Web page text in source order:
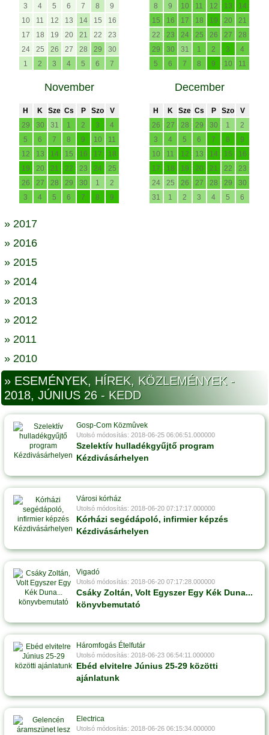
3
4 5 6 7 8
9
10
11 12 13 14 15
16
17
18 19 20 21 22
23
24
25 26 27 28 29
30
1
2 3 4 5 6 7
8
9 10 11 12 13
14
15
16 17 18 19 20
21
22
23 24 25 26 27
28
29
30 31 1 2 3
4
5
6 7 8 9 10 11
November
H K Sze Cs P Szo
V
29
30 31 1 2 3
4
5
6 7 8 9 10
11
12
13 14 15 16 17
18
19
20 21 22 23 24
25
26
27 28 29 30 1
2
3
4 5 6 7 8 9
December
H K Sze Cs P Szo
V
26
27 28 29 30 1
2
3
4 5 6 7 8
9
10
11 12 13 14 15
16
17
18 19 20 21 22
23
24
25 26 27 28 29
30
31
1 2 3 4 5 6
» 2017
» 2016
» 2015
» 2014
» 2013
» 2012
» 2011
» 2010
» ESEMÉNYEK, HÍREK, KÖZLEMÉNYEK -
2018, JÚNIUS 26 - KEDD
Gosp-Com Közmûvek
Utolsó módosítás: 2018-06-25 06:06:51.000000
Szelektív hulladékgyűjtő program
Kézdivásárhelyen
Városi kórház
Utolsó módosítás: 2018-06-20 07:17:17.000000
Kórházi segédápoló, infirmier képzés
Kézdivásárhelyen
Vigadó
Utolsó módosítás: 2018-06-20 07:17:28.000000
Csáky Zoltán, Volt Egyszer Egy Kék Duna...
könyvbemutató
Háromfogás Ételfutár
Utolsó módosítás: 2018-06-23 06:54:11.000000
Ebéd elvitelre Június 25-29 közötti
ajánlatunk
Electrica
Utolsó módosítás: 2018-06-26 06:15:34.000000